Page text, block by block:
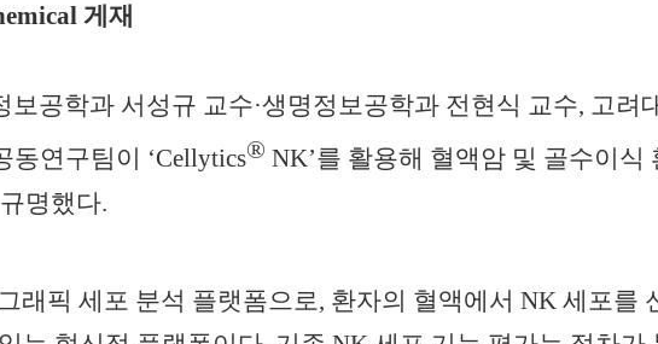
게재
보공학과 서성규 교수·생명정보공학과 전현식 교수, 고려
동연구팀이 ‘Cellytics® NK’를 활용해 혈액암 및 골수이식
명했다.
래픽 세포 분석 플랫폼으로, 환자의 혈액에서 NK 세포를